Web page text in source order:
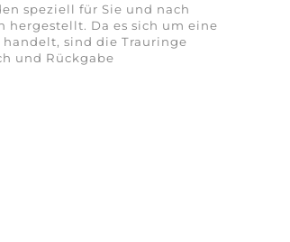
speziell für Sie und nach
hergestellt. Da es sich um eine
sind die Trauringe
und Rückgabe